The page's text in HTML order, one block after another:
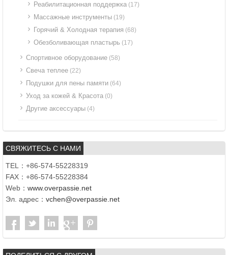
Реабилитационная поддержка (17)
Массажные инструменты (19)
Горячий & Холодная терапия (68)
Обезболивающая пластырь (17)
Спортивное оборудование (58)
Свеча теплее (22)
Подушки для пены памяти (64)
Уход за кожей & Красота (0)
Другие аксессуары (4)
СВЯЖИТЕСЬ С НАМИ
TEL：+86-574-55228319
FAX：+86-574-55228384
Web： www.overpassie.net
Эл. адрес： vchen@overpassie.net